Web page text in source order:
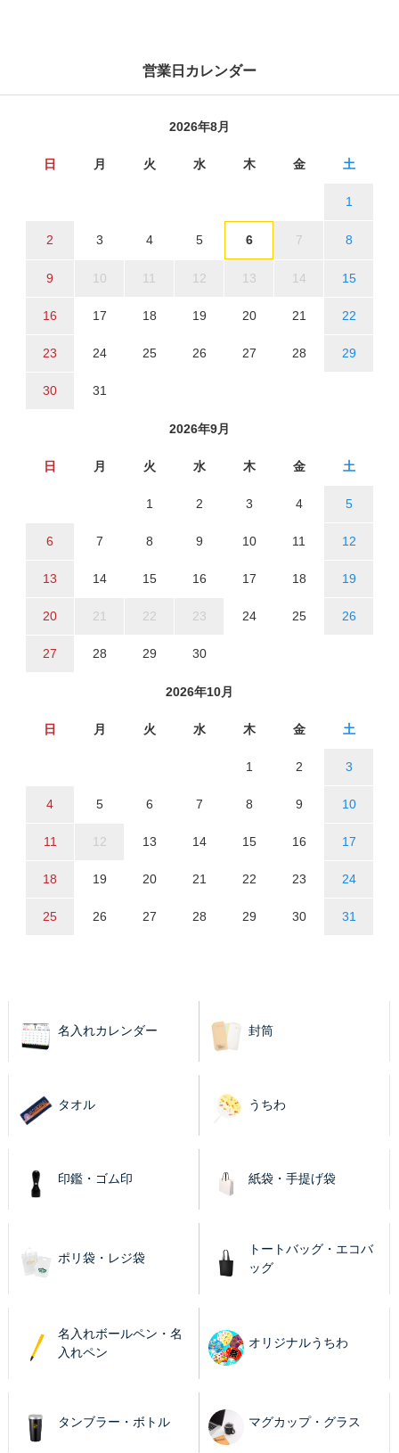
営業日カレンダー
2026年8月
日 月 火 水 木 金 土
1
2 3 4 5 6 7 8
9 10 11 12 13 14 15
16 17 18 19 20 21 22
23 24 25 26 27 28 29
30 31
2026年9月
日 月 火 水 木 金 土
1 2 3 4 5
6 7 8 9 10 11 12
13 14 15 16 17 18 19
20 21 22 23 24 25 26
27 28 29 30
2026年10月
日 月 火 水 木 金 土
1 2 3
4 5 6 7 8 9 10
11 12 13 14 15 16 17
18 19 20 21 22 23 24
25 26 27 28 29 30 31
名入れカレンダー 封筒
タオル うちわ
印鑑・ゴム印 紙袋・手提げ袋
ポリ袋・レジ袋
トートバッグ・エコバ
ッグ
名入れボールペン・名
入れペン
オリジナルうちわ
タンブラー・ボトル マグカップ・グラス